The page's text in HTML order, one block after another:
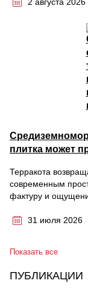
плитка может
Терракота
современным
фактуру и
31 июля 2026
Показать все
ПУБЛИКАЦИИ